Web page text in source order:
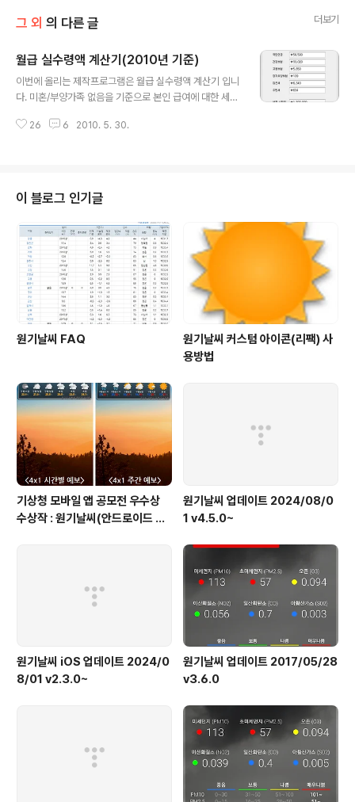
그 외 의 다른 글 더보기
월급 실수령액 계산기(2010년 기준)
이번에 올리는 제작프로그램은 월급 실수령액 계산기 입니
다. 미혼/부양가족 없음을 기준으로 본인 급여에 대한 세금
계산하기에 적합합니다 ^^ 모든 금액은 소숫점 첫째자리
나더군요~ 회사 정책이 크게 다르지만 않다면 최대 백원단
위까지 오차범위가 생길것으로 예상됩니다. 기본적으로는
십원단위까지 맞을테지만요 ^^;; (원단위 절삭 제외) 국세
청 홈페이지에 갑근세 계산식이 참 모호하게 나와있는 관
계로 구현하는데 애좀 먹었네요 ㅠㅠ 갑근세는 따로 세율
징수표가 있는데 비교해본 결과 거~의~ 일치..
26 6 2010. 5. 30.
이 블로그 인기글
원기날씨 FAQ
원기날씨 커스텀 아이콘(리팩) 사
용방법
기상청 모바일 앱 공모전 우수상
수상작 : 원기날씨(안드로이드 어
원기날씨 업데이트 2024/08/0
1 v4.5.0~
원기날씨 iOS 업데이트 2024/0
8/01 v2.3.0~
원기날씨 업데이트 2017/05/28
v3.6.0